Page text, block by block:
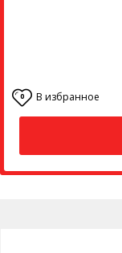
0 В избранное